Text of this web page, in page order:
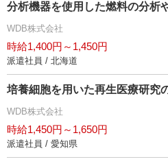
分析機器を使用した燃料の分析
WDB株式会社
時給1,400円～1,450円
派遣社員 / 北海道
培養細胞を用いた再生医療研究
WDB株式会社
時給1,450円～1,650円
派遣社員 / 愛知県